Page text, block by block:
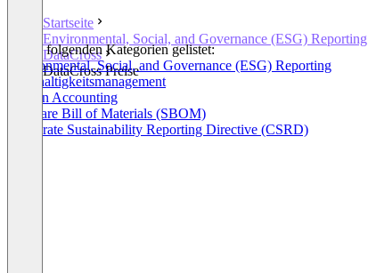
Startseite
Environmental, Social, and Governance (ESG) Reporting
DataCross
DataCross Preise
In den folgenden Kategorien gelistet:
Environmental, Social, and Governance (ESG) Reporting
Nachhaltigkeitsmanagement
Carbon Accounting
Software Bill of Materials (SBOM)
Corporate Sustainability Reporting Directive (CSRD)